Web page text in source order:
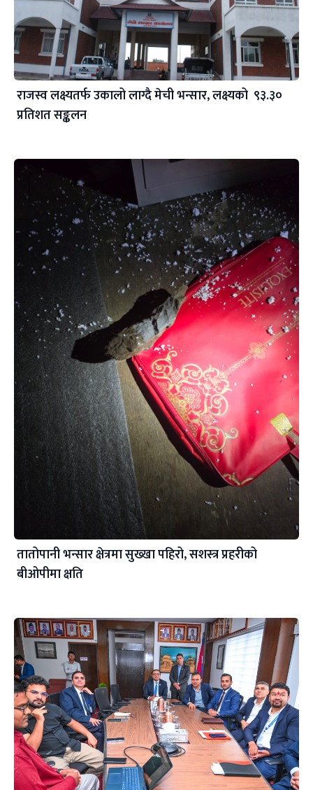
राजस्व लक्ष्यतर्फ उकालो लाग्दै मेची भन्सार, लक्ष्यको ९३.३०
प्रतिशत सङ्कलन
तातोपानी भन्सार क्षेत्रमा सुख्खा पहिरो, सशस्त्र प्रहरीको
बीओपीमा क्षति